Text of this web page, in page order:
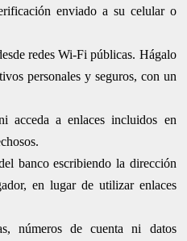
enviado a su celular o
redes Wi-Fi públicas. Hágalo
personales y seguros, con un
acceda a enlaces incluidos en
banco escribiendo la dirección
en lugar de utilizar enlaces
números de cuenta ni datos